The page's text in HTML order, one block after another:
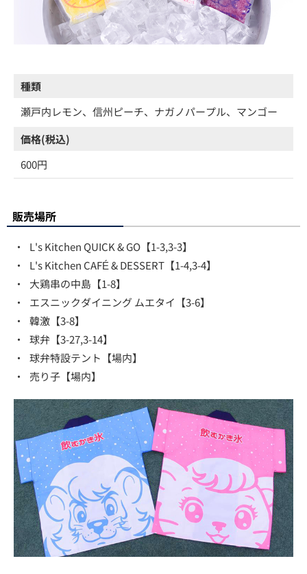
種類
瀬戸内レモン、信州ピーチ、ナガノパープル、マンゴー
価格(税込)
600円
販売場所
・
L's Kitchen QUICK & GO【1-3,3-3】
・
L's Kitchen CAFÉ & DESSERT【1-4,3-4】
・
大鶏串の中島【1-8】
・
エスニックダイニング ムエタイ【3-6】
・
韓激【3-8】
・
球弁【3-27,3-14】
・
球弁特設テント【場内】
・
売り子【場内】